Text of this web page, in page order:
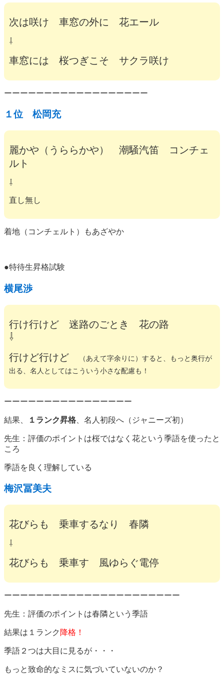
次は咲け 車窓の外に 花エール
⇩
車窓には 桜つぎこそ サクラ咲け
ーーーーーーーーーーーーーーーーーー
１位 松岡充
麗かや（うららかや） 潮騒汽笛 コンチェ
ルト
⇩
直し無し
着地（コンチェルト）もあざやか
●特待生昇格試験
横尾渉
行け行けど 迷路のごとき 花の路
⇩
行けど行けど
（あえて字余りに）すると、もっと奥行が
出る、名人としてはこういう小さな配慮も！
ーーーーーーーーーーーーーーーー
結果、 １ランク昇格 、名人初段へ（ジャニーズ初）
先生：評価のポイントは桜ではなく花という季語を使ったと
ころ
季語を良く理解している
梅沢冨美夫
花びらも 乗車するなり 春隣
⇩
花びらも 乗車す 風ゆらぐ電停
ーーーーーーーーーーーーーーーーーーーーーー
先生：評価のポイントは春隣という季語
結果は１ランク 降格！
季語２つは大目に見るが・・・
もっと致命的なミスに気づいていないのか？